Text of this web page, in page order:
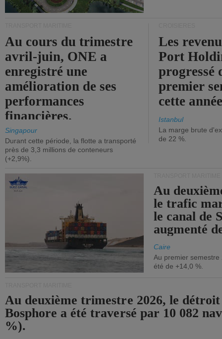
Au cours du trimestre
avril-juin, ONE a
enregistré une
amélioration de ses
performances
financières.
Singapour
Durant cette période, la flotte a transporté
près de 3,3 millions de conteneurs
(+2,9%).
Les
Port
progressé
premier
cette
Istanbul
La marge brute
de 22 %.
Au
le trafic
le canal de
augmenté
Caire
Au premier
été de +14,0 %.
Au deuxième trimestre 2026, le
Bosphore a été traversé par 10 082
%).